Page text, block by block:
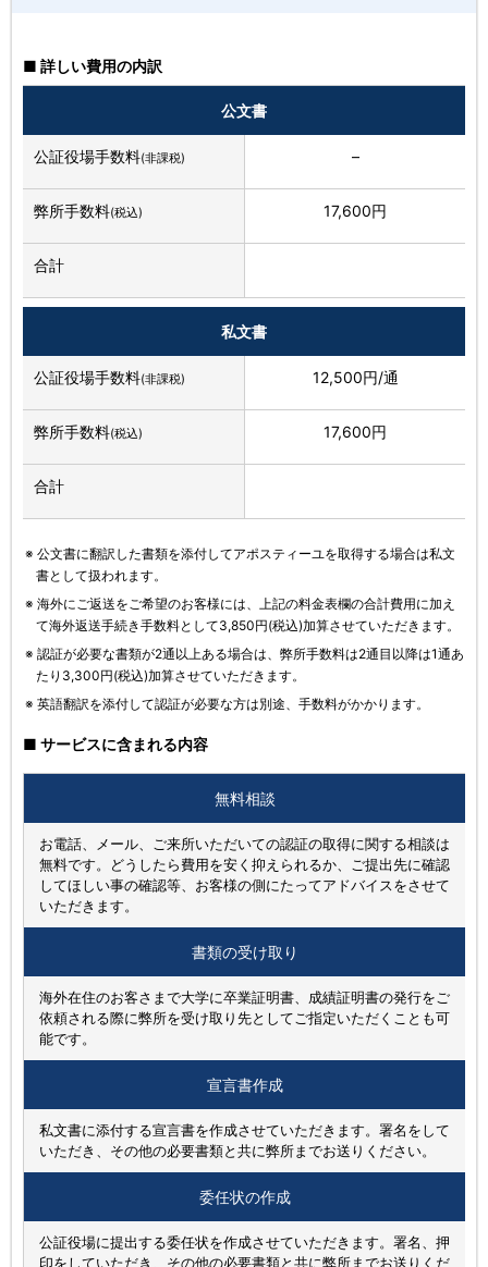
■ 詳しい費用の内訳
公文書
公証役場手数料(非課税) –
弊所手数料(税込) 17,600円
合計
私文書
公証役場手数料(非課税) 12,500円/通
弊所手数料(税込) 17,600円
合計
※ 公文書に翻訳した書類を添付してアポスティーユを取得する場合は私文
書として扱われます。
※ 海外にご返送をご希望のお客様には、上記の料金表欄の合計費用に加え
て海外返送手続き手数料として3,850円(税込)加算させていただきます。
※ 認証が必要な書類が2通以上ある場合は、弊所手数料は2通目以降は1通あ
たり3,300円(税込)加算させていただきます。
※ 英語翻訳を添付して認証が必要な方は別途、手数料がかかります。
■ サービスに含まれる内容
無料相談
お電話、メール、ご来所いただいての認証の取得に関する相談は
無料です。どうしたら費用を安く抑えられるか、ご提出先に確認
してほしい事の確認等、お客様の側にたってアドバイスをさせて
いただきます。
書類の受け取り
海外在住のお客さまで大学に卒業証明書、成績証明書の発行をご
依頼される際に弊所を受け取り先としてご指定いただくことも可
能です。
宣言書作成
私文書に添付する宣言書を作成させていただきます。署名をして
いただき、その他の必要書類と共に弊所までお送りください。
委任状の作成
公証役場に提出する委任状を作成させていただきます。署名、押
印をしていただき、その他の必要書類と共に弊所までお送りくだ